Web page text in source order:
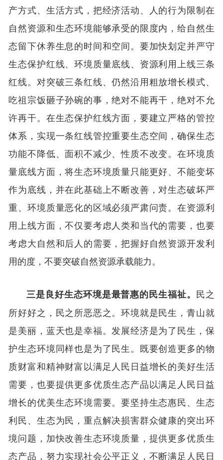
产方式、生活方式，把经济活动、人的行为限制在
自然资源和生态环境能够承受的限度内，给自然生
态留下休养生息的时间和空间。要加快划定并严守
生态保护红线、环境质量底线、资源利用上线三条
红线。对突破三条红线、仍然沿用粗放增长模式、
吃祖宗饭砸子孙碗的事，绝对不能再干，绝对不允
许再干。在生态保护红线方面，要建立严格的管控
体系，实现一条红线管控重要生态空间，确保生态
功能不降低、面积不减少、性质不改变。在环境质
量底线方面，将生态环境质量只能更好、不能变坏
作为底线，并在此基础上不断改善，对生态破坏严
重、环境质量恶化的区域必须严肃问责。在资源利
用上线方面，不仅要考虑人类和当代的需要，也要
考虑大自然和后人的需要，把握好自然资源开发利
用的度，不要突破自然资源承载能力。
三是良好生态环境是最普惠的民生福祉。 民之
所好好之，民之所恶恶之。环境就是民生，青山就
是美丽，蓝天也是幸福。发展经济是为了民生，保
护生态环境同样也是为了民生。既要创造更多的物
质财富和精神财富以满足人民日益增长的美好生活
需要，也要提供更多优质生态产品以满足人民日益
增长的优美生态环境需要。要坚持生态惠民、生态
利民、生态为民，重点解决损害群众健康的突出环
境问题，加快改善生态环境质量，提供更多优质生
态产品，努力实现社会公平正义，不断满足人民日